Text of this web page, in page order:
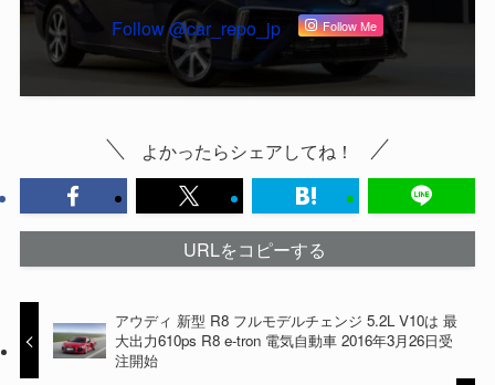
Follow @car_repo_jp Follow Me
よかったらシェアしてね！
URLをコピーする
アウディ 新型 R8 フルモデルチェンジ 5.2L V10は 最
大出力610ps R8 e-tron 電気自動車 2016年3月26日受
注開始